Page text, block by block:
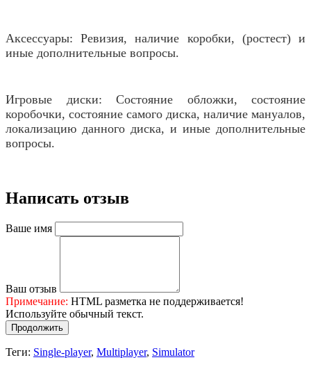
Аксессуары: Ревизия, наличие коробки, (ростест) и
иные дополнительные вопросы.
Игровые диски: Состояние обложки, состояние
коробочки, состояние самого диска, наличие мануалов,
локализацию данного диска, и иные дополнительные
вопросы.
Написать отзыв
Ваше имя
Ваш отзыв
Примечание: HTML разметка не поддерживается!
Используйте обычный текст.
Продолжить
Теги: Single-player, Multiplayer, Simulator